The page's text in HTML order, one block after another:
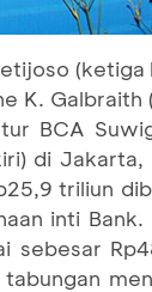
K.
BCA
di
triliun
inti
sebesar